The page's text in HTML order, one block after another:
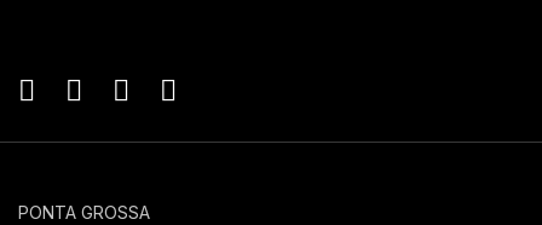
PONTA GROSSA